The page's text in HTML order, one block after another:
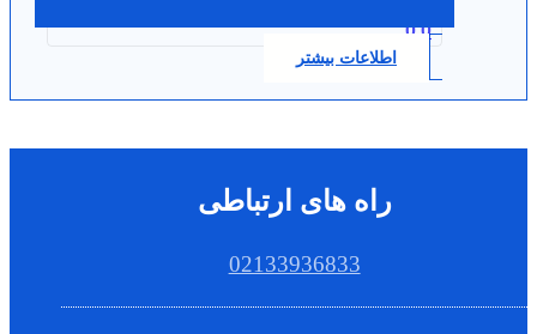
0.0
اطلاعات بیشتر
راه های ارتباطی
02133936833